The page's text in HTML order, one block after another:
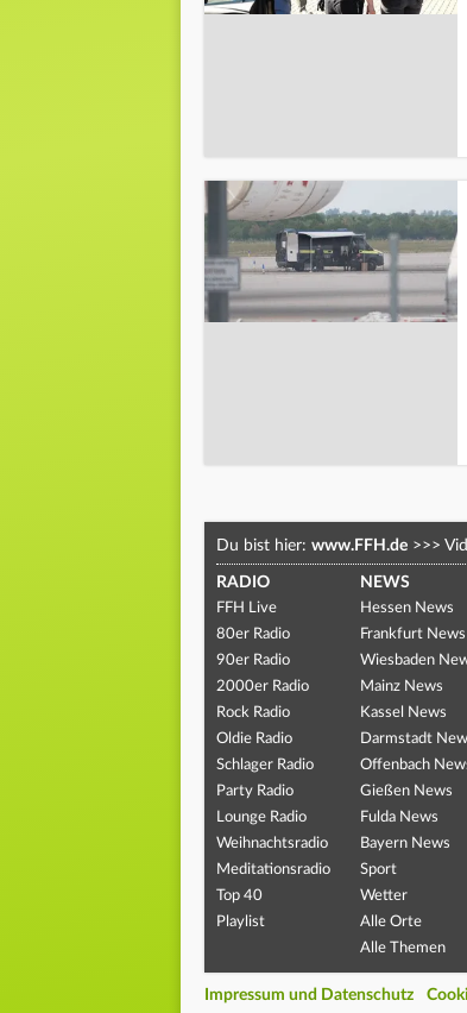
Du bist hier: www.FFH.de >>>
RADIO
FFH Live
80er Radio
90er Radio
2000er Radio
Rock Radio
Oldie Radio
Schlager Radio
Party Radio
Lounge Radio
Weihnachtsradio
Meditationsradio
Top 40
Playlist
NEWS
Hessen News
Frankfurt News
Wiesbaden
Mainz News
Kassel News
Darmstadt
Offenbach
Gießen News
Fulda News
Bayern News
Sport
Wetter
Alle Orte
Alle Themen
Impressum und Datenschutz